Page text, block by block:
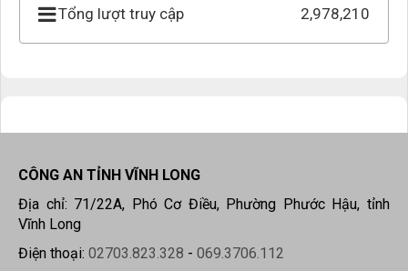
Tổng lượt truy cập
2,978,210
CÔNG AN TỈNH VĨNH LONG
Địa chỉ: 71/22A, Phó Cơ Điều, Phường Phước Hậu, tỉnh
Vĩnh Long
Điện thoại: 02703.823.328 - 069.3706.112